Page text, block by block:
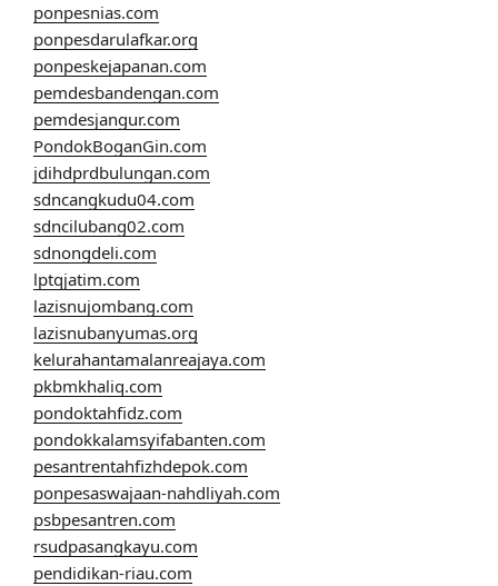
ponpesnias.com
ponpesdarulafkar.org
ponpeskejapanan.com
pemdesbandengan.com
pemdesjangur.com
PondokBoganGin.com
jdihdprdbulungan.com
sdncangkudu04.com
sdncilubang02.com
sdnongdeli.com
lptqjatim.com
lazisnujombang.com
lazisnubanyumas.org
kelurahantamalanreajaya.com
pkbmkhaliq.com
pondoktahfidz.com
pondokkalamsyifabanten.com
pesantrentahfizhdepok.com
ponpesaswajaan-nahdliyah.com
psbpesantren.com
rsudpasangkayu.com
pendidikan-riau.com